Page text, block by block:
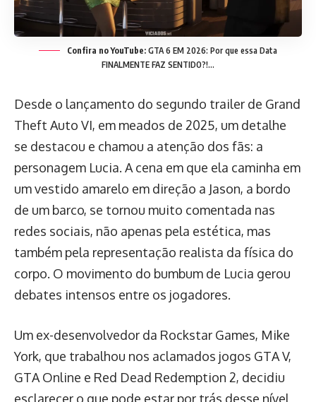
Confira no YouTube: GTA 6 EM 2026: Por que essa Data
FINALMENTE FAZ SENTIDO?!…
Desde o lançamento do segundo trailer de Grand
Theft Auto VI, em meados de 2025, um detalhe
se destacou e chamou a atenção dos fãs: a
personagem Lucia. A cena em que ela caminha em
um vestido amarelo em direção a Jason, a bordo
de um barco, se tornou muito comentada nas
redes sociais, não apenas pela estética, mas
também pela representação realista da física do
corpo. O movimento do bumbum de Lucia gerou
debates intensos entre os jogadores.
Um ex-desenvolvedor da Rockstar Games, Mike
York, que trabalhou nos aclamados jogos GTA V,
GTA Online e Red Dead Redemption 2, decidiu
esclarecer o que pode estar por trás desse nível